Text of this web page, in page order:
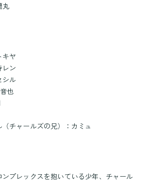
丸
キヤ
レン
シル
也
チャールズの兄）：カミュ
プレックスを抱いている少年、チャール